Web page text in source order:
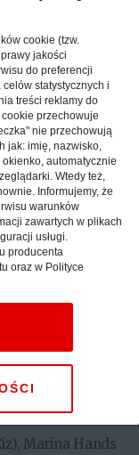
Bistrow
czym polega
jeszcze może
reżyser
i znanych w
szuka w
2009:
w języku
Marina Hands
cookie (tzw.
jakości
do preferencji
statystycznych i
treści reklamy do
przechowuje
nie przechowują
jak: imię, nazwisko,
okienko, automatycznie
Wtedy też,
Informujemy, że
warunków
zawartych w plikach
usługi.
producenta
oraz w Polityce